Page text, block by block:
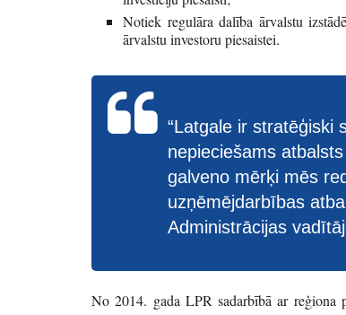
Notiek regulāra dalība ārvalstu
ārvalstu investoru piesaistei.
“Latgale ir stratēģiski
nepieciešams
galveno mērķi mēs
uzņēmējdarbības
Administrācijas
No 2014. gada LPR sadarbībā ar reģiona